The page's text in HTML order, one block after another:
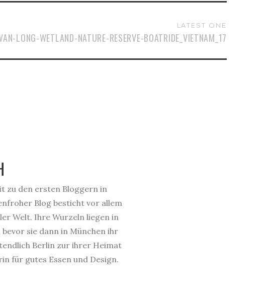
LATEST ONE
LONG-WETLAND-NATURE-RESERVE-BOATRIDE_VIETNAM_17
zu den ersten Bloggern in
Blog besticht vor allem
Welt. Ihre Wurzeln liegen in
sie dann in München ihr
Berlin zur ihrer Heimat
für gutes Essen und Design.